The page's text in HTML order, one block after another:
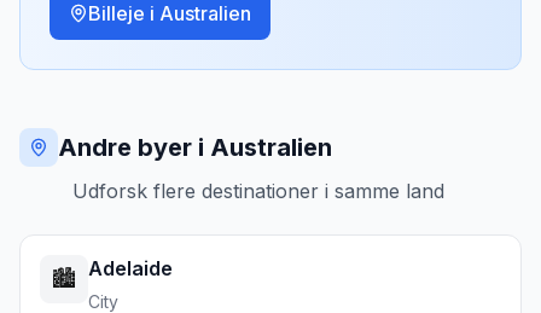
Billeje i Australien
Andre byer i Australien
Udforsk flere destinationer i samme land
🏙️ Adelaide
City